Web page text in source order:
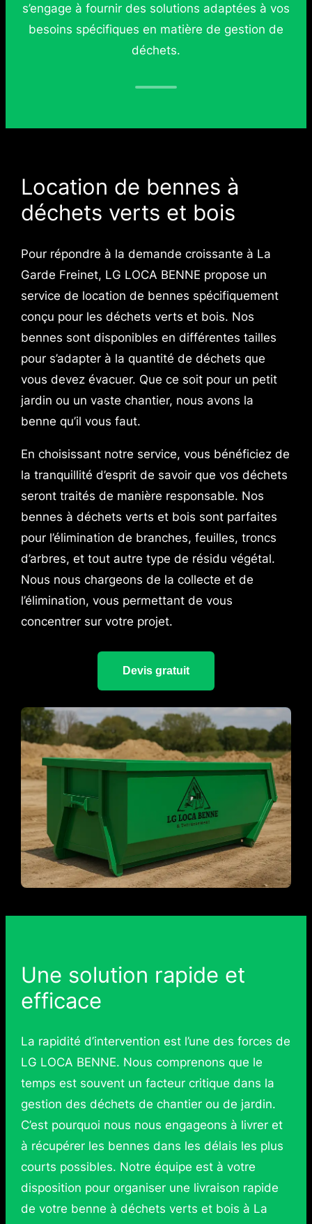
s’engage à fournir des solutions adaptées à vos
besoins spécifiques en matière de gestion de
déchets.
Location de bennes à
déchets verts et bois
Pour répondre à la demande croissante à La
Garde Freinet, LG LOCA BENNE propose un
service de location de bennes spécifiquement
conçu pour les déchets verts et bois. Nos
bennes sont disponibles en différentes tailles
pour s’adapter à la quantité de déchets que
vous devez évacuer. Que ce soit pour un petit
jardin ou un vaste chantier, nous avons la
benne qu’il vous faut.
En choisissant notre service, vous bénéficiez de
la tranquillité d’esprit de savoir que vos déchets
seront traités de manière responsable. Nos
bennes à déchets verts et bois sont parfaites
pour l’élimination de branches, feuilles, troncs
d’arbres, et tout autre type de résidu végétal.
Nous nous chargeons de la collecte et de
l’élimination, vous permettant de vous
concentrer sur votre projet.
Devis gratuit
Une solution rapide et
efficace
La rapidité d’intervention est l’une des forces de
LG LOCA BENNE. Nous comprenons que le
temps est souvent un facteur critique dans la
gestion des déchets de chantier ou de jardin.
C’est pourquoi nous nous engageons à livrer et
à récupérer les bennes dans les délais les plus
courts possibles. Notre équipe est à votre
disposition pour organiser une livraison rapide
de votre benne à déchets verts et bois à La